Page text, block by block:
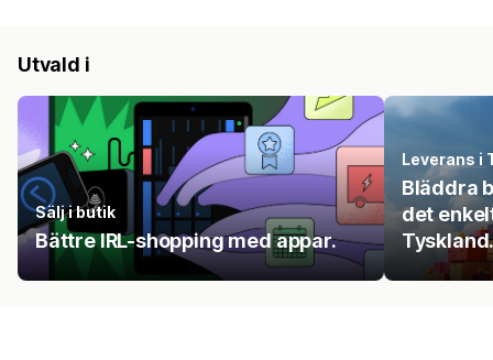
Utvald i
Sälj i butik
Bättre IRL-shopping med appar.
Leverans i
Bläddra
det